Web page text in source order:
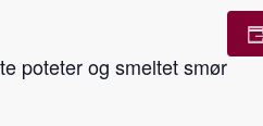
poteter og smeltet smør